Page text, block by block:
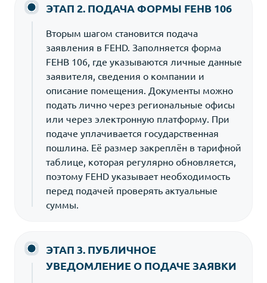
ЭТАП 2. ПОДАЧА ФОРМЫ FEHB 106
Вторым шагом становится подача
заявления в FEHD. Заполняется форма
FEHB 106, где указываются личные данные
заявителя, сведения о компании и
описание помещения. Документы можно
подать лично через региональные офисы
или через электронную платформу. При
подаче уплачивается государственная
пошлина. Её размер закреплён в тарифной
таблице, которая регулярно обновляется,
поэтому FEHD указывает необходимость
перед подачей проверять актуальные
суммы.
ЭТАП 3. ПУБЛИЧНОЕ
УВЕДОМЛЕНИЕ О ПОДАЧЕ ЗАЯВКИ